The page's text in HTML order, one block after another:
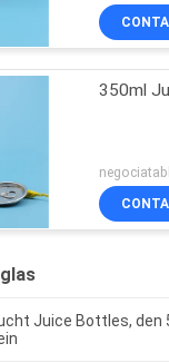
350ml
Juice Bottles, den